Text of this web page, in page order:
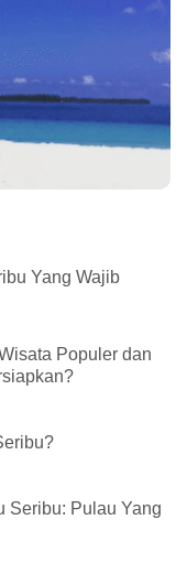
Yang Wajib
Populer dan
Seribu: Pulau Yang